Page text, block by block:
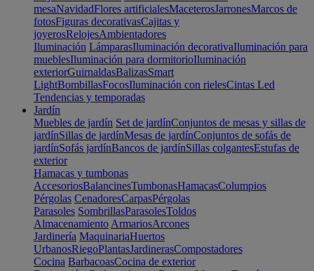
mesaNavidadFlores artificialesMaceterosJarronesMarcos de
fotosFiguras decorativasCajitas y
joyerosRelojesAmbientadores
Iluminación LámparasIluminación decorativaIluminación para
mueblesIluminación para dormitorioIluminación
exteriorGuirnaldasBalizasSmart
LightBombillasFocosIluminación con rielesCintas Led
Tendencias y temporadas
Jardín
Muebles de jardín Set de jardínConjuntos de mesas y sillas de
jardínSillas de jardínMesas de jardínConjuntos de sofás de
jardínSofás jardínBancos de jardínSillas colgantesEstufas de
exterior
Hamacas y tumbonas
AccesoriosBalancinesTumbonasHamacasColumpios
Pérgolas CenadoresCarpasPérgolas
Parasoles SombrillasParasolesToldos
Almacenamiento ArmariosArcones
Jardinería MaquinariaHuertos
UrbanosRiegoPlantasJardinerasCompostadores
Cocina BarbacoasCocina de exterior